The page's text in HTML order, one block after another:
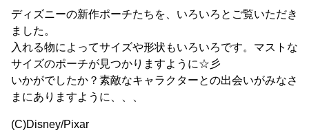
ディズニーの新作ポーチたちを、いろいろとご覧いただき
ました。
入れる物によってサイズや形状もいろいろです。マストな
サイズのポーチが見つかりますように☆彡
いかがでしたか？素敵なキャラクターとの出会いがみなさ
まにありますように、、、
(C)Disney/Pixar